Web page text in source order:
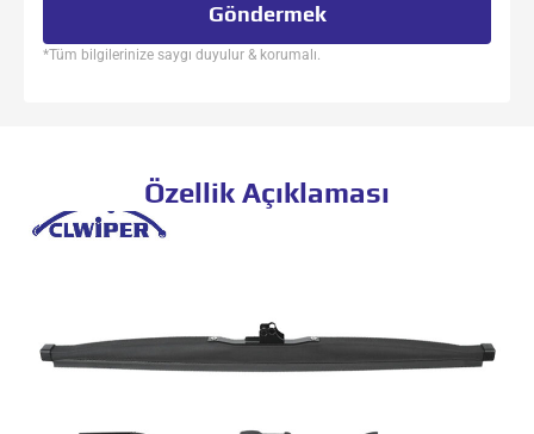
Göndermek
*Tüm bilgilerinize saygı duyulur & korumalı.
Özellik Açıklaması